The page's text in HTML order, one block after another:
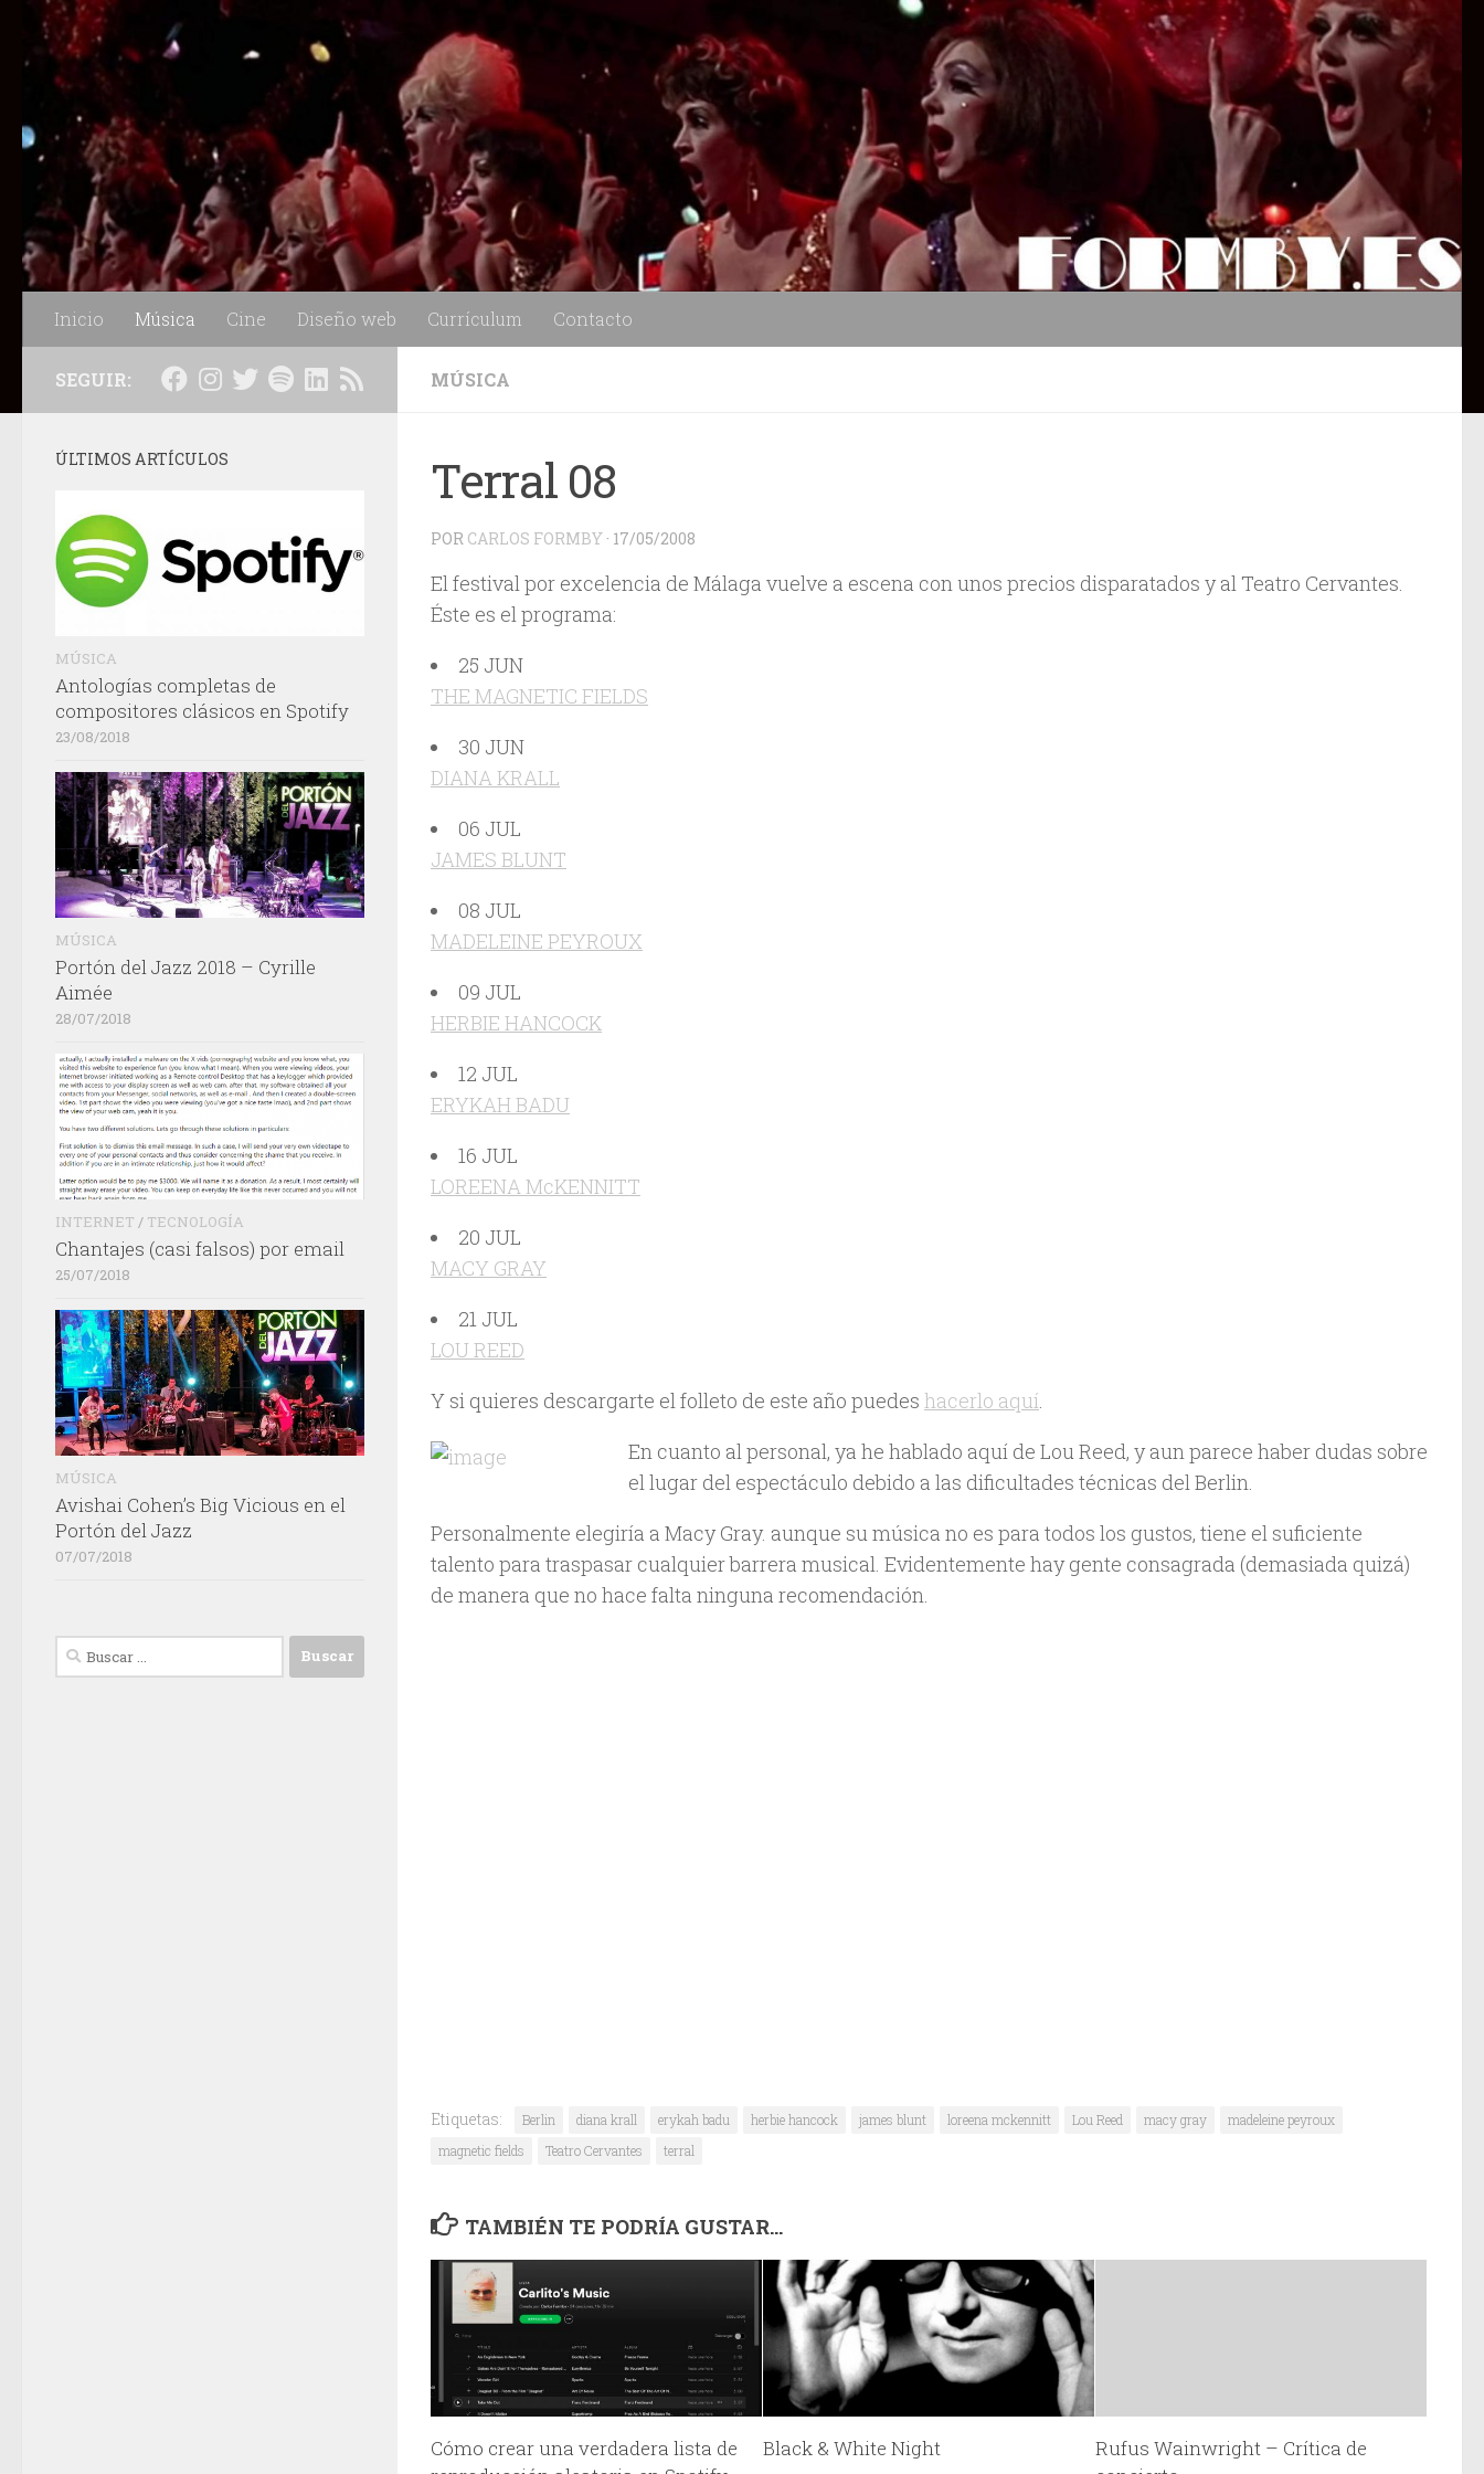
Saltar al contenido
Inicio Música Cine Diseño web Currículum Contacto
MÚSICA
Terral 08
POR CARLOS FORMBY · 17/05/2008
El festival por excelencia de Málaga vuelve a escena con unos precios disparatados y al Teatro Cervantes.
Éste es el programa:
25 JUN
THE MAGNETIC FIELDS
30 JUN
DIANA KRALL
06 JUL
JAMES BLUNT
08 JUL
MADELEINE PEYROUX
09 JUL
HERBIE HANCOCK
12 JUL
ERYKAH BADU
16 JUL
LOREENA McKENNITT
20 JUL
MACY GRAY
21 JUL
LOU REED
Y si quieres descargarte el folleto de este año puedes hacerlo aquí.
En cuanto al personal, ya he hablado aquí de Lou Reed, y aun parece haber dudas sobre
el lugar del espectáculo debido a las dificultades técnicas del Berlin.
Personalmente elegiría a Macy Gray. aunque su música no es para todos los gustos, tiene el suficiente
talento para traspasar cualquier barrera musical. Evidentemente hay gente consagrada (demasiada quizá)
de manera que no hace falta ninguna recomendación.
Etiquetas: Berlin diana krall erykah badu herbie hancock james blunt loreena mckennitt Lou Reed macy gray
madeleine peyroux
magnetic fields
Teatro Cervantes terral
TAMBIÉN TE PODRÍA GUSTAR...
Cómo crear una verdadera lista de
Black & White Night
Rufus Wainwright – Crítica de
SEGUIR:
ÚLTIMOS ARTÍCULOS
MÚSICA
Antologías completas de
compositores clásicos en Spotify
23/08/2018
MÚSICA
Portón del Jazz 2018 – Cyrille
Aimée
28/07/2018
INTERNET / TECNOLOGÍA
Chantajes (casi falsos) por email
25/07/2018
MÚSICA
Avishai Cohen’s Big Vicious en el
Portón del Jazz
07/07/2018
Buscar: